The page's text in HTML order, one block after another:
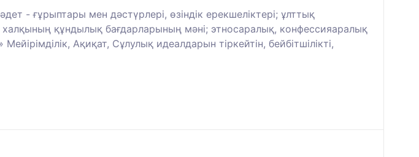
- ғұрыптары мен дәстүрлері, өзіндік ерекшеліктері; ұлттық
құндылық бағдарларының мәні; этносаралық, конфессияаралық
Ақиқат, Сұлулық идеалдарын тіркейтін, бейбітшілікті,